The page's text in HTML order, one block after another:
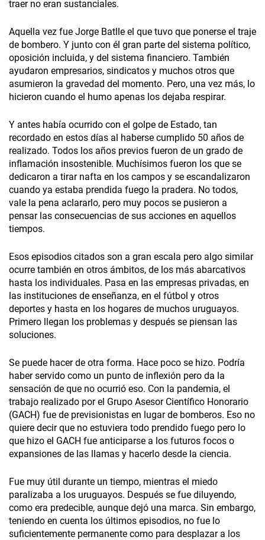
traer no eran sustanciales.
Aquella vez fue Jorge Batlle el que tuvo que ponerse el traje
de bombero. Y junto con él gran parte del sistema político,
oposición incluida, y del sistema financiero. También
ayudaron empresarios, sindicatos y muchos otros que
asumieron la gravedad del momento. Pero, una vez más, lo
hicieron cuando el humo apenas los dejaba respirar.
Y antes había ocurrido con el golpe de Estado, tan
recordado en estos días al haberse cumplido 50 años de
realizado. Todos los años previos fueron de un grado de
inflamación insostenible. Muchísimos fueron los que se
dedicaron a tirar nafta en los campos y se escandalizaron
cuando ya estaba prendida fuego la pradera. No todos,
vale la pena aclararlo, pero muy pocos se pusieron a
pensar las consecuencias de sus acciones en aquellos
tiempos.
Esos episodios citados son a gran escala pero algo similar
ocurre también en otros ámbitos, de los más abarcativos
hasta los individuales. Pasa en las empresas privadas, en
las instituciones de enseñanza, en el fútbol y otros
deportes y hasta en los hogares de muchos uruguayos.
Primero llegan los problemas y después se piensan las
soluciones.
Se puede hacer de otra forma. Hace poco se hizo. Podría
haber servido como un punto de inflexión pero da la
sensación de que no ocurrió eso. Con la pandemia, el
trabajo realizado por el Grupo Asesor Científico Honorario
(GACH) fue de previsionistas en lugar de bomberos. Eso no
quiere decir que no estuviera todo prendido fuego pero lo
que hizo el GACH fue anticiparse a los futuros focos o
expansiones de las llamas y hacerlo desde la ciencia.
Fue muy útil durante un tiempo, mientras el miedo
paralizaba a los uruguayos. Después se fue diluyendo,
como era predecible, aunque dejó una marca. Sin embargo,
teniendo en cuenta los últimos episodios, no fue lo
suficientemente permanente como para desplazar a los